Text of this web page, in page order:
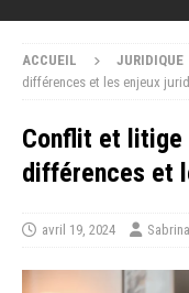
ACCUEIL JURIDIQUE
différences et les enjeux
Conflit et litige
différences et
avril 19, 2024